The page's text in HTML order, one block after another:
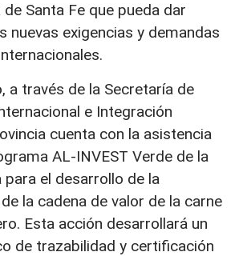
de Santa Fe que pueda dar
nuevas exigencias y demandas
a través de la Secretaría de
e Integración
cuenta con la asistencia
AL-INVEST Verde de la
para el desarrollo de la
la cadena de valor de la carne
Esta acción desarrollará un
de trazabilidad y certificación